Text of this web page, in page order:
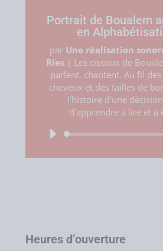
Portrait de Boualem
en
par Une réalisation
Ries | Les ciseaux de
parlent, chantent. Au fil
cheveux et des tailles de
l'histoire d'une
d'apprendre à lire et à
Lecteur
Heures d’ouverture